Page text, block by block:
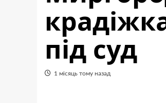
під суд
1 місяць тому назад